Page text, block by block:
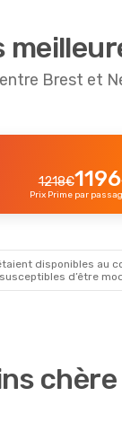
Brest et
€
1218€1196
Prix Prime par
disponibles au
d’être